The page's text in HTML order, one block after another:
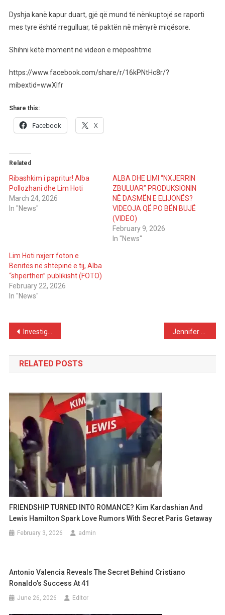
Dhe
Limi
Dyshja kanë kapur duart, gjë që mund të nënkuptojë se raporti
mes tyre është rregulluar, të paktën në mënyrë miqësore.
Shihni këtë moment në videon e mëposhtme
https://www.facebook.com/share/r/16kPNtHc8r/?
mibextid=wwXIfr
Share this:
Facebook X
Related
Ribashkim i papritur! Alba
Pollozhani dhe Lim Hoti
March 24, 2026
In "News"
ALBA DHE LIMI “NXJERRIN
ZBULUAR” PRODUKSIONIN
NË DASMËN E ELIJONËS?
VIDEOJA QË PO BËN BUJË
(VIDEO)
February 9, 2026
In "News"
Lim Hoti nxjerr foton e
Benitës në shtëpinë e tij, Alba
“shpërthen” publikisht (FOTO)
February 22, 2026
In "News"
Post
navigation
Investigation, Accusations and a Strong Response: Joan Laporta Denies Any Role in €100,000 Scandal Jennifer Lopez Faces Criticism… Days Later She’s Filmed Helping a Homeless Man
RELATED POSTS
FRIENDSHIP TURNED INTO ROMANCE? Kim Kardashian And
Lewis Hamilton Spark Love Rumors With Secret Paris Getaway
February 3, 2026 admin
Antonio Valencia Reveals The Secret Behind Cristiano
Ronaldo’s Success At 41
June 26, 2026 Editor